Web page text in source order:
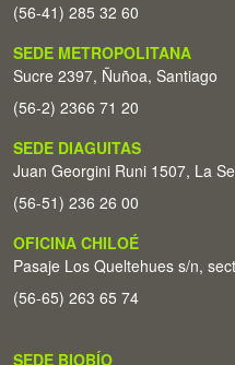
(56-41) 285 32 60
SEDE METROPOLITANA
Sucre 2397, Ñuñoa, Santiago
(56-2) 2366 71 20
SEDE DIAGUITAS
Juan Georgini Runi 1507, La
(56-51) 236 26 00
OFICINA CHILOÉ
Pasaje Los Queltehues s/n,
(56-65) 263 65 74
SEDE BIOBÍO